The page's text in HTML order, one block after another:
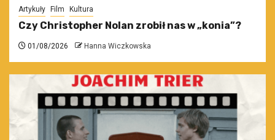
Artykuły Film Kultura
Czy Christopher Nolan zrobił nas w „konia”?
01/08/2026 Hanna Wiczkowska